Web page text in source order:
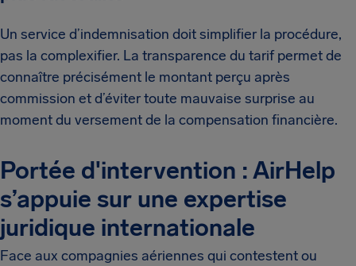
Un service d’indemnisation doit simplifier la procédure,
pas la complexifier. La transparence du tarif permet de
connaître précisément le montant perçu après
commission et d’éviter toute mauvaise surprise au
moment du versement de la compensation financière.
Portée d'intervention : AirHelp
s’appuie sur une expertise
juridique internationale
Face aux compagnies aériennes qui contestent ou